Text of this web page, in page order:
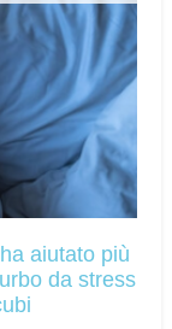
aiutato più
da stress